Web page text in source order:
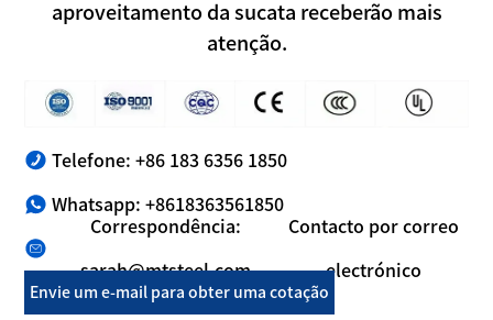
aproveitamento da sucata receberão mais
atenção.
Telefone: +86 183 6356 1850
Whatsapp: +8618363561850
Correspondência:
sarah@mtsteel.com
Contacto por correo
electrónico
Envie um e-mail para obter uma cotação